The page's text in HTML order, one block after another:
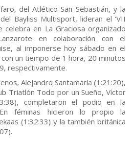
del Atlético San Sebastián, y la
Bayliss Multisport, lideran el ‘VII
celebra en La Graciosa organizado
en colaboración con el
al imponerse hoy sábado en el
un tiempo de 1 hora, 20 minutos
respectivamente.
Alejandro Santamaría (1:21:20),
Triatlón Todo por un Sueño, Víctor
completaron el podio en la
En féminas hicieron lo propio la
(1:32:33) y la también británica